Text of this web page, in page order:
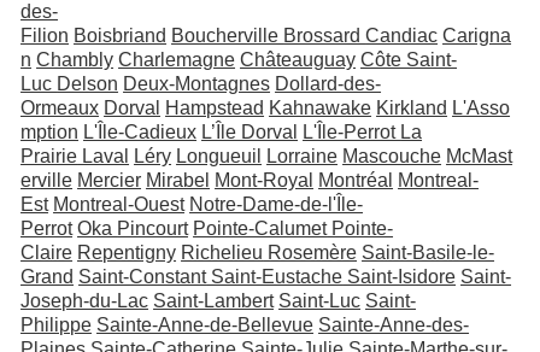
des-
Filion Boisbriand Boucherville BrossardCandiac Carigna
n Chambly Charlemagne Châteauguay Côte Saint-
Luc Delson Deux-Montagnes Dollard-des-
Ormeaux Dorval Hampstead Kahnawake Kirkland L'Asso
mption L'Île-Cadieux L’Île Dorval L'Île-Perrot La
Prairie Laval Léry Longueuil Lorraine Mascouche McMast
erville Mercier Mirabel Mont-Royal Montréal
Montreal-
Est Montreal-Ouest Notre-Dame-de-l'Île-
Perrot Oka Pincourt Pointe-CalumetPointe-
Claire Repentigny Richelieu Rosemère Saint-Basile-le-
Grand Saint-ConstantSaint-Eustache Saint-Isidore Saint-
Joseph-du-Lac Saint-Lambert Saint-Luc Saint-
Philippe Sainte-Anne-de-Bellevue Sainte-Anne-des-